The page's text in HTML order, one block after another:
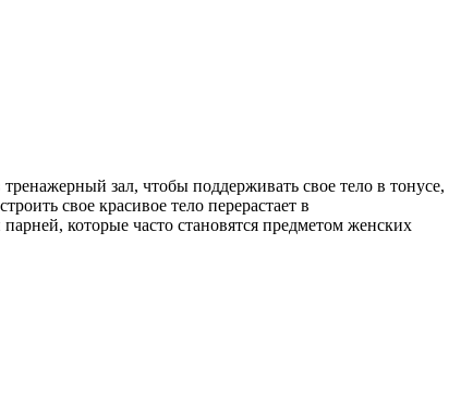
зал, чтобы поддерживать свое тело в тонусе,
свое красивое тело перерастает в
которые часто становятся предметом женских